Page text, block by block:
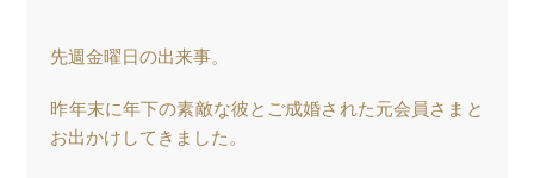
先週金曜日の出来事。
昨年末に年下の素敵な彼とご成婚された元会員さまと
お出かけしてきました。